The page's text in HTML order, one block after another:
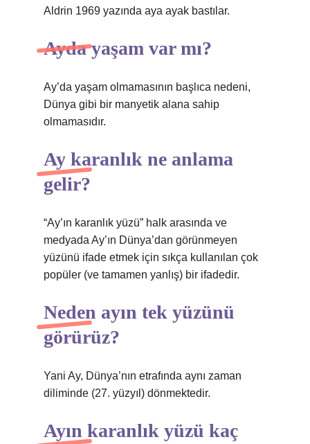
Aldrin 1969 yazında aya ayak bastılar.
Ayda yaşam var mı?
Ay’da yaşam olmamasının başlıca nedeni,
Dünya gibi bir manyetik alana sahip
olmamasıdır.
Ay karanlık ne anlama
gelir?
“Ay’ın karanlık yüzü” halk arasında ve
medyada Ay’ın Dünya’dan görünmeyen
yüzünü ifade etmek için sıkça kullanılan çok
popüler (ve tamamen yanlış) bir ifadedir.
Neden ayın tek yüzünü
görürüz?
Yani Ay, Dünya’nın etrafında aynı zaman
diliminde (27. yüzyıl) dönmektedir.
Ayın karanlık yüzü kaç